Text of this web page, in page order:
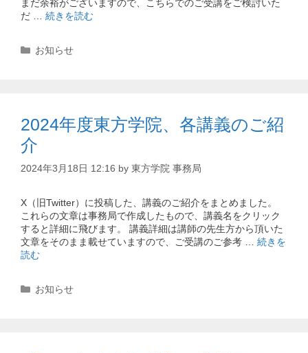
まだ余裕がございますので、こちらでのご受講をご検討いた
だ … 続きを読む
カ
お知らせ
2024年度東方学院、各講義のご紹
介
2024年3月18日 12:16 by 東方学院 事務局
X（旧Twitter）に投稿した、講義のご紹介をまとめました。
これらの文章は事務局で作成したもので、講義名をクリック
すると詳細に飛びます。 講義詳細は講師の先生方から頂いた
文章をそのまま載せていますので、ご受講のご参考 … 続きを
読む
カ
お知らせ